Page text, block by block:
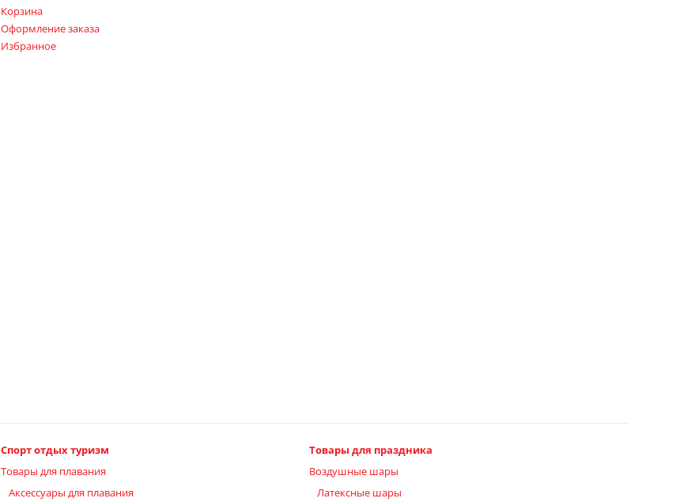
Корзина
Оформление заказа
Избранное
Спорт отдых туризм
Товары для плавания
Аксессуары для плавания
Товары для праздника
Воздушные шары
Латексные шары